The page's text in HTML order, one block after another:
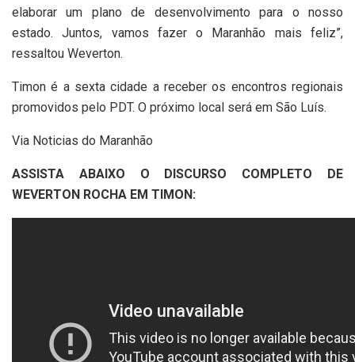
elaborar um plano de desenvolvimento para o nosso
estado. Juntos, vamos fazer o Maranhão mais feliz”,
ressaltou Weverton.
Timon é a sexta cidade a receber os encontros regionais
promovidos pelo PDT. O próximo local será em São Luís.
Via Noticias do Maranhão
ASSISTA ABAIXO O DISCURSO COMPLETO DE
WEVERTON ROCHA EM TIMON: